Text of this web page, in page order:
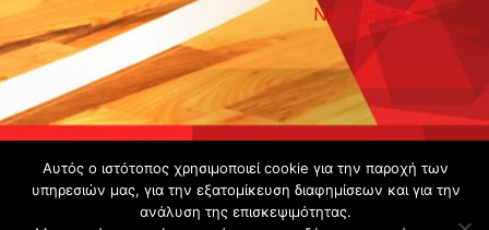
Next Image
Copyright ©
2020 -
Gsperamatosermis.gr
Αυτός ο ιστότοπος χρησιμοποιεί cookie για την παροχή των
υπηρεσιών μας, για την εξατομίκευση διαφημίσεων και για την
ανάλυση της επισκεψιμότητας.